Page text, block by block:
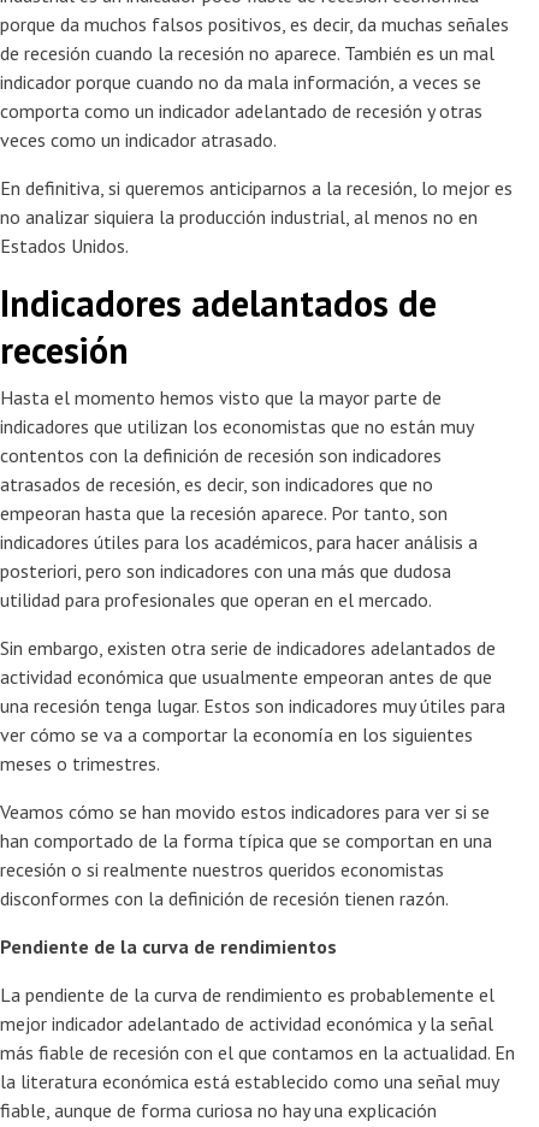
porque da muchos falsos positivos, es decir, da muchas señales
de recesión cuando la recesión no aparece. También es un mal
indicador porque cuando no da mala información, a veces se
comporta como un indicador adelantado de recesión y otras
veces como un indicador atrasado.
En definitiva, si queremos anticiparnos a la recesión, lo mejor es
no analizar siquiera la producción industrial, al menos no en
Estados Unidos.
Indicadores adelantados de
recesión
Hasta el momento hemos visto que la mayor parte de
indicadores que utilizan los economistas que no están muy
contentos con la definición de recesión son indicadores
atrasados de recesión, es decir, son indicadores que no
empeoran hasta que la recesión aparece. Por tanto, son
indicadores útiles para los académicos, para hacer análisis a
posteriori, pero son indicadores con una más que dudosa
utilidad para profesionales que operan en el mercado.
Sin embargo, existen otra serie de indicadores adelantados de
actividad económica que usualmente empeoran antes de que
una recesión tenga lugar. Estos son indicadores muy útiles para
ver cómo se va a comportar la economía en los siguientes
meses o trimestres.
Veamos cómo se han movido estos indicadores para ver si se
han comportado de la forma típica que se comportan en una
recesión o si realmente nuestros queridos economistas
disconformes con la definición de recesión tienen razón.
Pendiente de la curva de rendimientos
La pendiente de la curva de rendimiento es probablemente el
mejor indicador adelantado de actividad económica y la señal
más fiable de recesión con el que contamos en la actualidad. En
la literatura económica está establecido como una señal muy
fiable, aunque de forma curiosa no hay una explicación